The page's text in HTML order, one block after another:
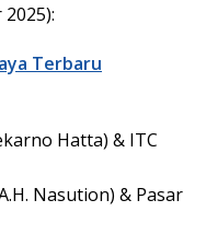
Terbaru
Hatta) & ITC
Nasution) & Pasar